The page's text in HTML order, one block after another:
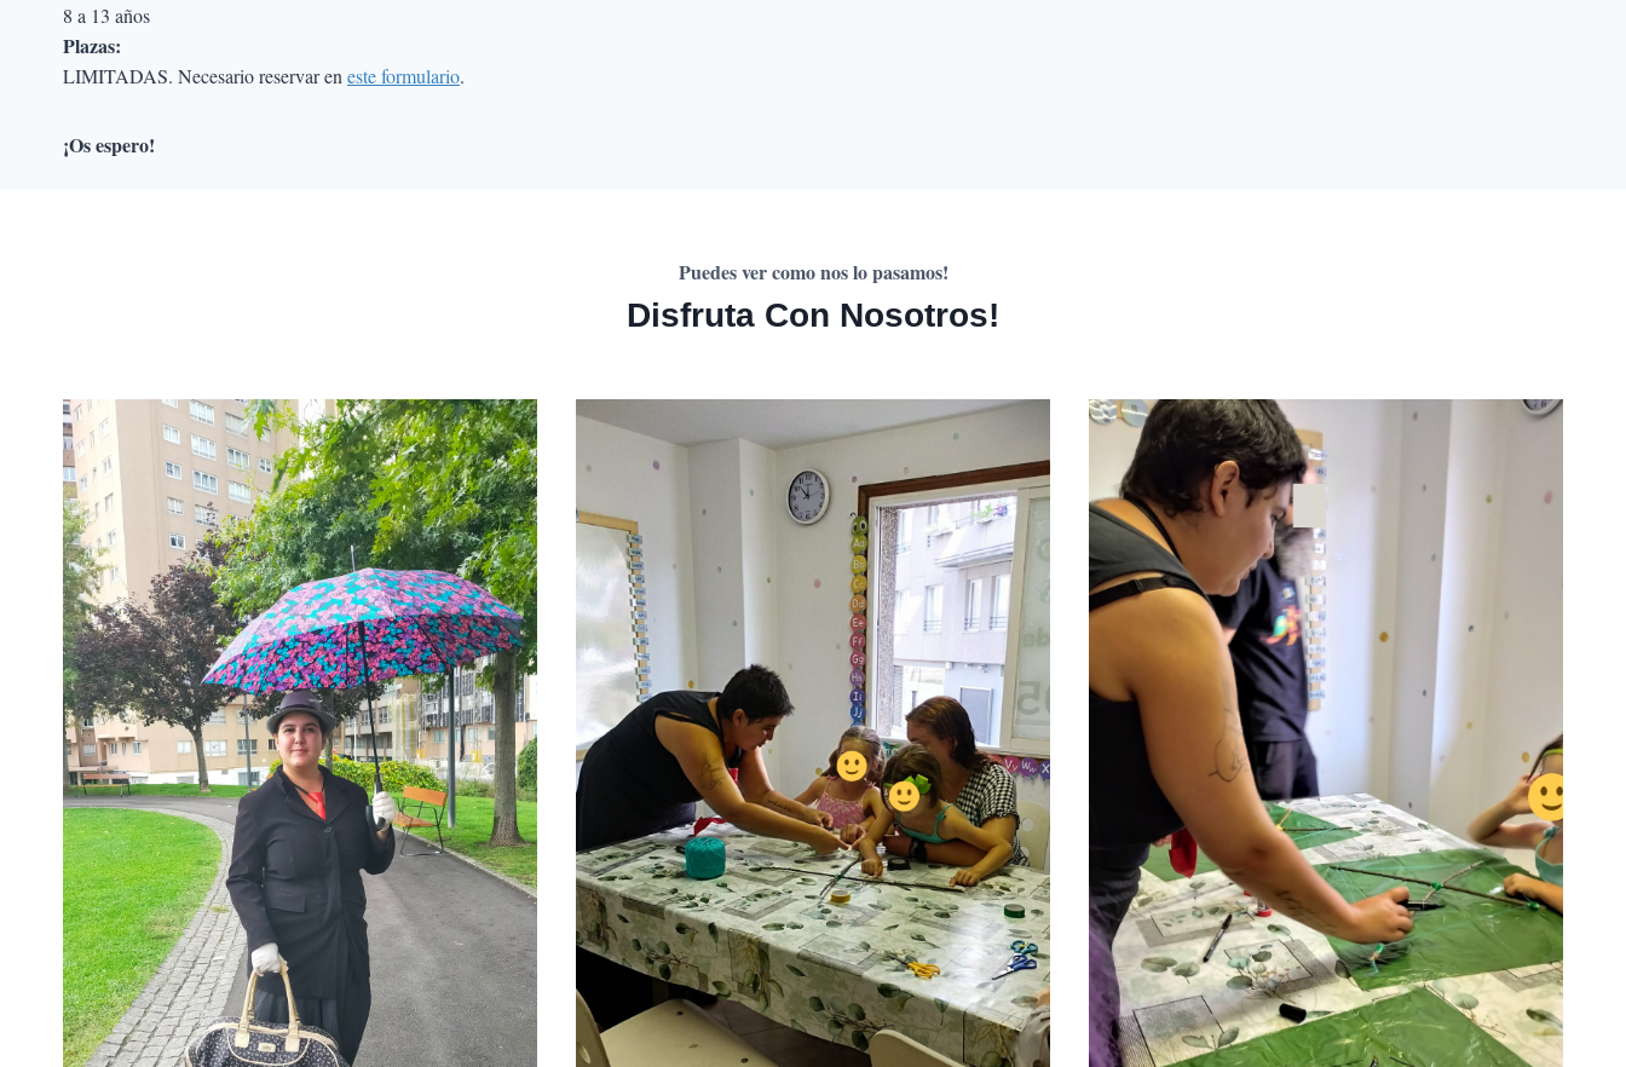
8 a 13 años
Plazas:
LIMITADAS. Necesario reservar en este formulario.
¡Os espero!
Puedes ver como nos lo pasamos!
Disfruta Con Nosotros!